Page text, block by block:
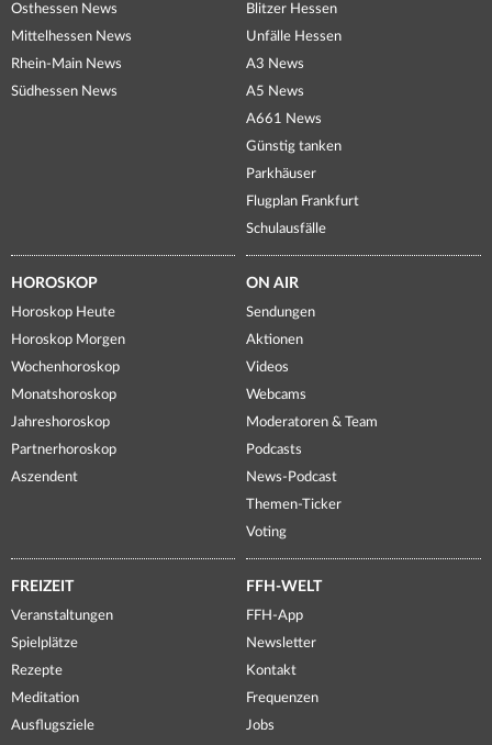
Osthessen News
Mittelhessen News
Rhein-Main News
Südhessen News
Blitzer Hessen
Unfälle Hessen
A3 News
A5 News
A661 News
Günstig tanken
Parkhäuser
Flugplan Frankfurt
Schulausfälle
HOROSKOP
Horoskop Heute
Horoskop Morgen
Wochenhoroskop
Monatshoroskop
Jahreshoroskop
Partnerhoroskop
Aszendent
ON AIR
Sendungen
Aktionen
Videos
Webcams
Moderatoren & Team
Podcasts
News-Podcast
Themen-Ticker
Voting
FREIZEIT
Veranstaltungen
Spielplätze
Rezepte
Meditation
Ausflugsziele
FFH-WELT
FFH-App
Newsletter
Kontakt
Frequenzen
Jobs